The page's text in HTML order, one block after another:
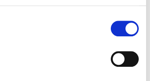
Zugang
zum Play Store und zur Prodigi